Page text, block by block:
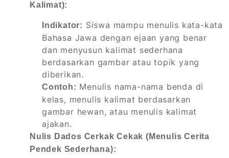
Kalimat):
Indikator: Siswa mampu menulis kata-kata
Bahasa Jawa dengan ejaan yang benar
dan menyusun kalimat sederhana
berdasarkan gambar atau topik yang
diberikan.
Contoh: Menulis nama-nama benda di
kelas, menulis kalimat berdasarkan
gambar hewan, atau menulis kalimat
ajakan.
Nulis Dados Cerkak Cekak (Menulis Cerita
Pendek Sederhana):